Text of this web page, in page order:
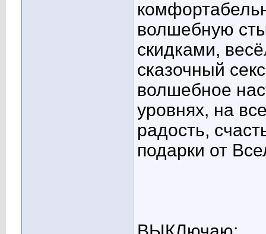
волшебную
скидками,
сказочный
волшебное
уровнях, на
радость,
подарки от